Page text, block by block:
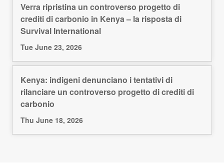
Verra ripristina un controverso progetto di
crediti di carbonio in Kenya – la risposta di
Survival International
Tue June 23, 2026
Kenya: indigeni denunciano i tentativi di
rilanciare un controverso progetto di crediti di
carbonio
Thu June 18, 2026